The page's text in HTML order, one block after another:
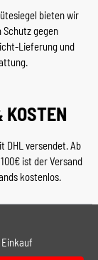
bieten wir
gegen
Lieferung und
KOSTEN
DHL versendet. Ab
ist der Versand
kostenlos.
Einkauf